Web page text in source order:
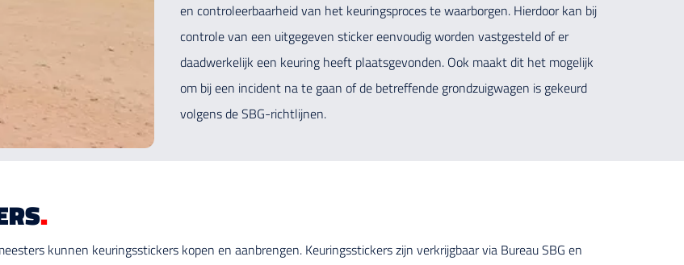
en controleerbaarheid van het keuringsproces te waarborgen. Hierdoor kan bij
controle van een uitgegeven sticker eenvoudig worden vastgesteld of er
daadwerkelijk een keuring heeft plaatsgevonden. Ook maakt dit het mogelijk
om bij een incident na te gaan of de betreffende grondzuigwagen is gekeurd
volgens de SBG-richtlijnen.
.
kunnen keuringsstickers kopen en aanbrengen. Keuringsstickers zijn verkrijgbaar via Bureau SBG en